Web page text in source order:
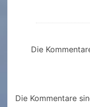
Die
Die Kommentare